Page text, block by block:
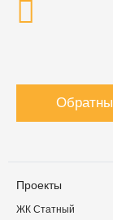
Проекты
ЖК Статный